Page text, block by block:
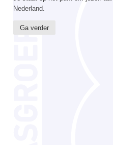
Nederland.
Ga verder